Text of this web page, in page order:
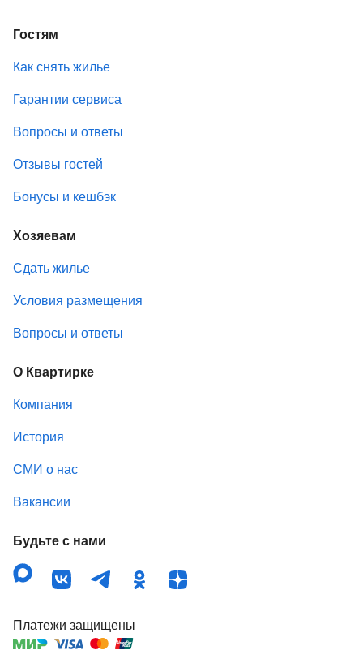
Гостям
Как снять жилье
Гарантии сервиса
Вопросы и ответы
Отзывы гостей
Бонусы и кешбэк
Хозяевам
Сдать жилье
Условия размещения
Вопросы и ответы
О Квартирке
Компания
История
СМИ о нас
Вакансии
Будьте с нами
Платежи защищены